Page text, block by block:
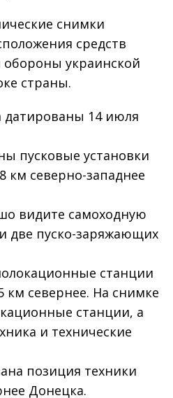
снимки
средств
украинской
страны.
14 июля
пусковые установки
км северно-западнее
видите самоходную
две пуско-заряжающих
станции
км севернее. На снимке
станции, а
и технические
позиция техники
Донецка.